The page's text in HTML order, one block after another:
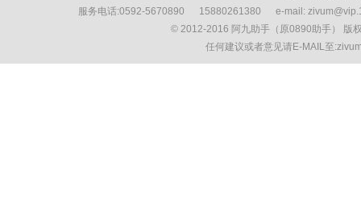
服务电话:0592-5670890 15880261380 e-mail:
© 2012-2016 阿九助手（原0890助手） 版
任何建议或者意见请E-MAIL至